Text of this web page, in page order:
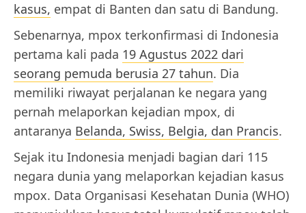
kasus, empat di Banten dan satu di Bandung.
Sebenarnya, mpox terkonfirmasi di Indonesia
pertama kali pada 19 Agustus 2022 dari
seorang pemuda berusia 27 tahun. Dia
memiliki riwayat perjalanan ke negara yang
pernah melaporkan kejadian mpox, di
antaranya Belanda, Swiss, Belgia, dan Prancis.
Sejak itu Indonesia menjadi bagian dari 115
negara dunia yang melaporkan kejadian kasus
mpox. Data Organisasi Kesehatan Dunia (WHO)